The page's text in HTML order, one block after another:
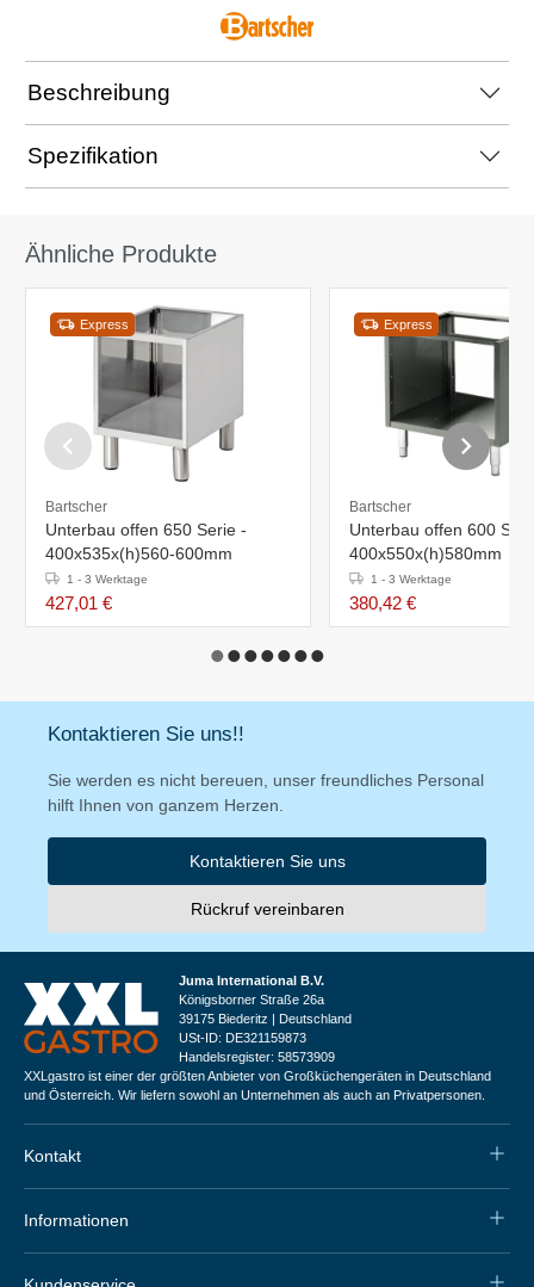
Beschreibung
Spezifikation
Ähnliche Produkte
Express
Bartscher
Unterbau offen 650 Serie -
400x535x(h)560-600mm
1 - 3 Werktage
427,01 €
Express
Bartscher
Unterbau offen 600
400x550x(h)580mm
1 - 3 Werktage
380,42 €
Kontaktieren Sie uns!!
Sie werden es nicht bereuen, unser freundliches Personal
hilft Ihnen von ganzem Herzen.
Kontaktieren Sie uns
Rückruf vereinbaren
Juma International B.V.
Königsborner Straße 26a
39175 Biederitz | Deutschland
USt-ID: DE321159873
Handelsregister: 58573909
XXLgastro ist einer der größten Anbieter von Großküchengeräten in Deutschland
und Österreich. Wir liefern sowohl an Unternehmen als auch an Privatpersonen.
Kontakt
Informationen